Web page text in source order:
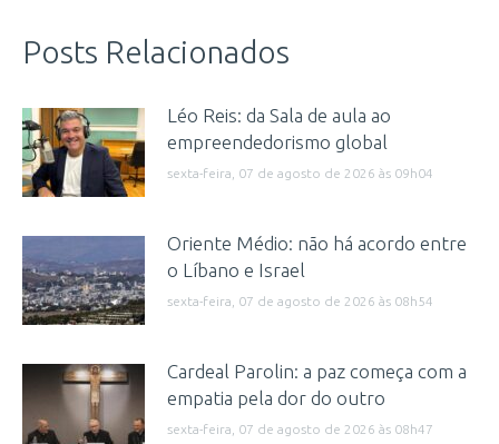
Posts Relacionados
Léo Reis: da Sala de aula ao
empreendedorismo global
sexta-feira, 07 de agosto de 2026 às 09h04
Oriente Médio: não há acordo entre
o Líbano e Israel
sexta-feira, 07 de agosto de 2026 às 08h54
Cardeal Parolin: a paz começa com a
empatia pela dor do outro
sexta-feira, 07 de agosto de 2026 às 08h47